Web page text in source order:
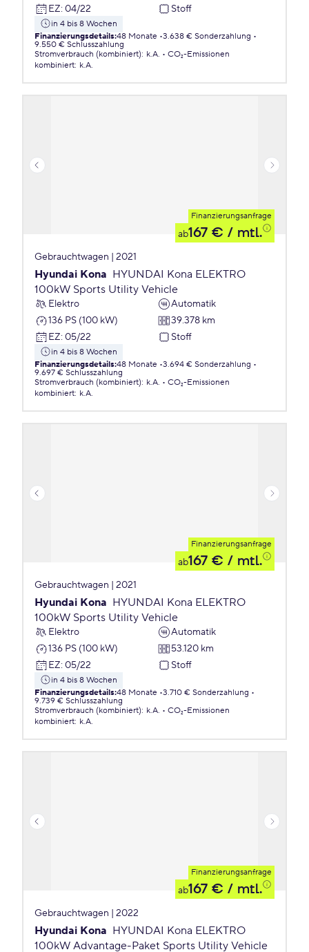
EZ: 04/22 Stoff
in 4 bis 8 Wochen
Finanzierungsdetails:48 Monate 3.638 € Sonderzahlung
9.550 € Schlusszahlung
Stromverbrauch (kombiniert): k.A.
CO₂-Emissionen
kombiniert: k.A.
Finanzierungsanfrage
ab167 € / mtl.
Gebrauchtwagen | 2021
Hyundai Kona HYUNDAI Kona ELEKTRO
100kW Sports Utility Vehicle
Elektro
Automatik
136 PS (100 kW)
39.378 km
EZ: 05/22 Stoff
in 4 bis 8 Wochen
Finanzierungsdetails:48 Monate 3.694 € Sonderzahlung
9.697 € Schlusszahlung
Stromverbrauch (kombiniert): k.A.
CO₂-Emissionen
kombiniert: k.A.
Finanzierungsanfrage
ab167 € / mtl.
Gebrauchtwagen | 2021
Hyundai Kona HYUNDAI Kona ELEKTRO
100kW Sports Utility Vehicle
Elektro
Automatik
136 PS (100 kW)
53.120 km
EZ: 05/22 Stoff
in 4 bis 8 Wochen
Finanzierungsdetails:48 Monate 3.710 € Sonderzahlung
9.739 € Schlusszahlung
Stromverbrauch (kombiniert): k.A.
CO₂-Emissionen
kombiniert: k.A.
Finanzierungsanfrage
ab167 € / mtl.
Gebrauchtwagen | 2022
Hyundai Kona HYUNDAI Kona ELEKTRO
100kW Advantage-Paket Sports Utility Vehicle